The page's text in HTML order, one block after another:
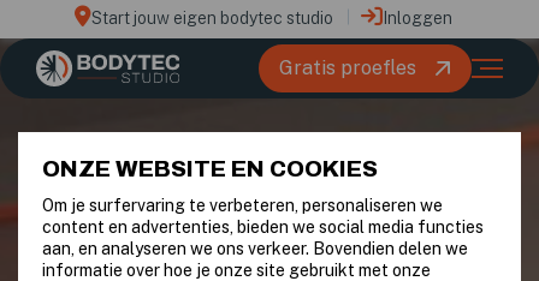
Start jouw eigen bodytec studio Inloggen
Gratis proefles
ONZE WEBSITE EN COOKIES
Om je surfervaring te verbeteren, personaliseren we
content en advertenties, bieden we social media functies
aan, en analyseren we ons verkeer. Bovendien delen we
informatie over hoe je onze site gebruikt met onze